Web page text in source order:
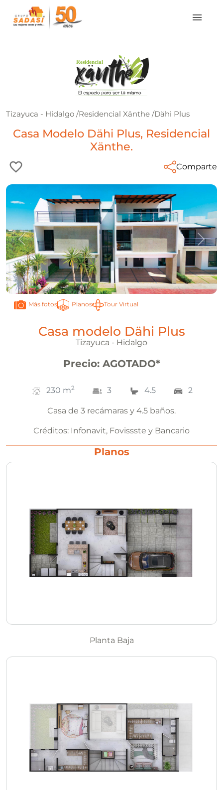
Tizayuca - Hidalgo /Residencial Xänthe /Dähi Plus
Casa Modelo Dähi Plus, Residencial
Xänthe.
Comparte
Anterior
Más fotos Planos Tour Virtual
Casa modelo Dähi Plus
Tizayuca - Hidalgo
Precio: AGOTADO*
230 m2 3 4.5 2
Casa de 3 recámaras y 4.5 baños.
Créditos: Infonavit, Fovissste y Bancario
Planos
Planta Baja